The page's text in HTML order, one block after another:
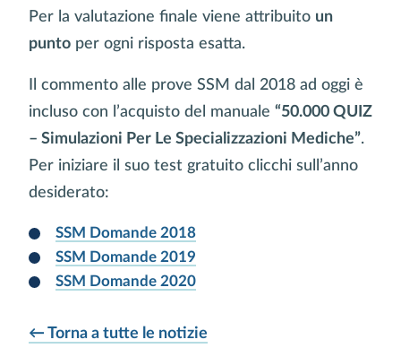
Per la valutazione finale viene attribuito un
punto per ogni risposta esatta.
Il commento alle prove SSM dal 2018 ad oggi è
incluso con l’acquisto del manuale “50.000 QUIZ
– Simulazioni Per Le Specializzazioni Mediche”.
Per iniziare il suo test gratuito clicchi sull’anno
desiderato:
SSM Domande 2018
SSM Domande 2019
SSM Domande 2020
← Torna a tutte le notizie